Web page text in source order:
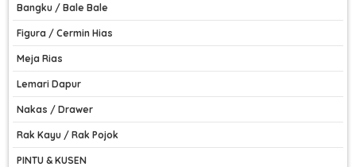
Bangku / Bale Bale
Figura / Cermin Hias
Meja Rias
Lemari Dapur
Nakas / Drawer
Rak Kayu / Rak Pojok
PINTU & KUSEN